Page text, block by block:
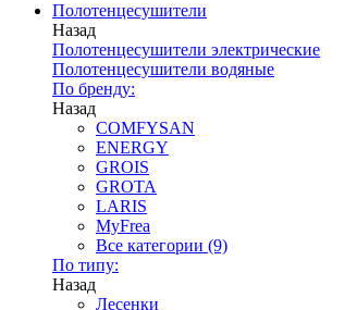
Полотенцесушители
Назад
Полотенцесушители электрические
Полотенцесушители водяные
По бренду:
Назад
COMFYSAN
ENERGY
GROIS
GROTA
LARIS
MyFrea
Все категории (9)
По типу:
Назад
Лесенки